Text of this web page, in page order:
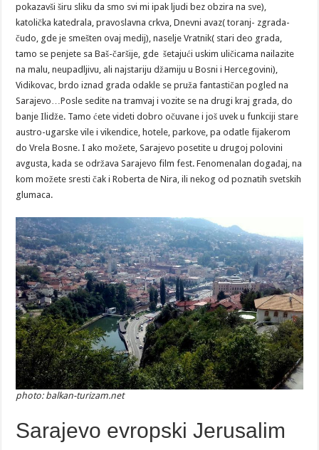
pokazavši širu sliku da smo svi mi ipak ljudi bez obzira na sve),
katolička katedrala, pravoslavna crkva, Dnevni avaz( toranj- zgrada-
čudo, gde je smešten ovaj medij), naselje Vratnik( stari deo grada,
tamo se penjete sa Baš-čaršije, gde šetajući uskim uličicama nailazite
na malu, neupadljivu, ali najstariju džamiju u Bosni i Hercegovini),
Vidikovac, brdo iznad grada odakle se pruža fantastičan pogled na
Sarajevo…Posle sedite na tramvaj i vozite se na drugi kraj grada, do
banje Ilidže. Tamo ćete videti dobro očuvane i još uvek u funkciji stare
austro-ugarske vile i vikendice, hotele, parkove, pa odatle fijakerom
do Vrela Bosne. I ako možete, Sarajevo posetite u drugoj polovini
avgusta, kada se održava Sarajevo film fest. Fenomenalan događaj, na
kom možete sresti čak i Roberta de Nira, ili nekog od poznatih svetskih
glumaca.
photo: balkan-turizam.net
Sarajevo evropski Jerusalim